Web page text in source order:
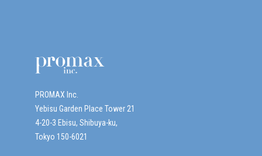
PROMAX Inc.
Yebisu Garden Place Tower 21
4-20-3 Ebisu, Shibuya-ku,
Tokyo 150-6021